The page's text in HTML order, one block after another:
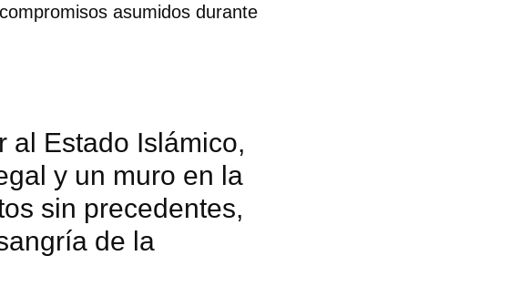
asumidos durante
al Estado Islámico,
y un muro en la
sin precedentes,
de la